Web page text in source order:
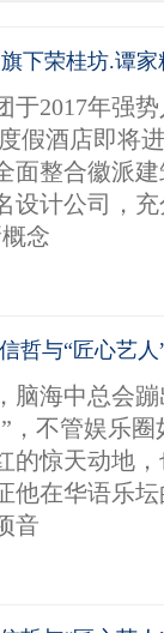
下荣桂坊.谭
于2017年强
假酒店即将
面整合徽派
设计公司，
念
哲与“匠心艺
脑海中总会
，不管娱乐
的惊天动地
他在华语乐
音